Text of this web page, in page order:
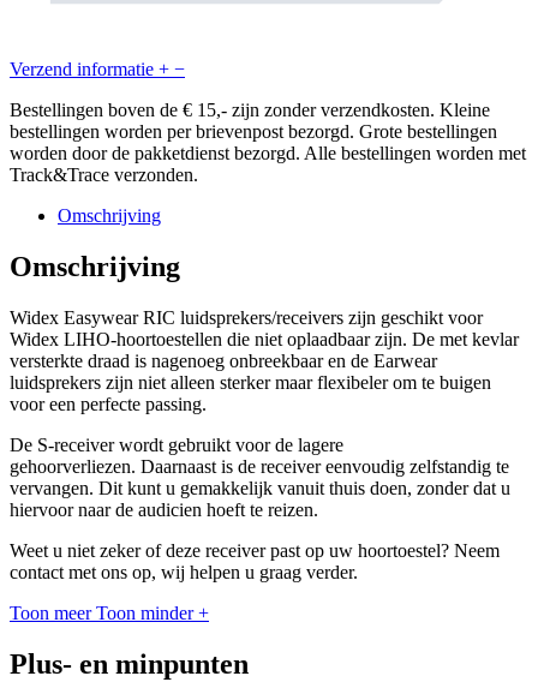
Verzend informatie + −
Bestellingen boven de € 15,- zijn zonder verzendkosten. Kleine
bestellingen worden per brievenpost bezorgd. Grote bestellingen
worden door de pakketdienst bezorgd. Alle bestellingen worden met
Track&Trace verzonden.
Omschrijving
Omschrijving
Widex Easywear RIC luidsprekers/receivers zijn geschikt voor
Widex LIHO-hoortoestellen die niet oplaadbaar zijn. De met kevlar
versterkte draad is nagenoeg onbreekbaar en de Earwear
luidsprekers zijn niet alleen sterker maar flexibeler om te buigen
voor een perfecte passing.
De S-receiver wordt gebruikt voor de lagere
gehoorverliezen. Daarnaast is de receiver eenvoudig zelfstandig te
vervangen. Dit kunt u gemakkelijk vanuit thuis doen, zonder dat u
hiervoor naar de audicien hoeft te reizen.
Weet u niet zeker of deze receiver past op uw hoortoestel? Neem
contact met ons op, wij helpen u graag verder.
Toon meer Toon minder +
Plus- en minpunten